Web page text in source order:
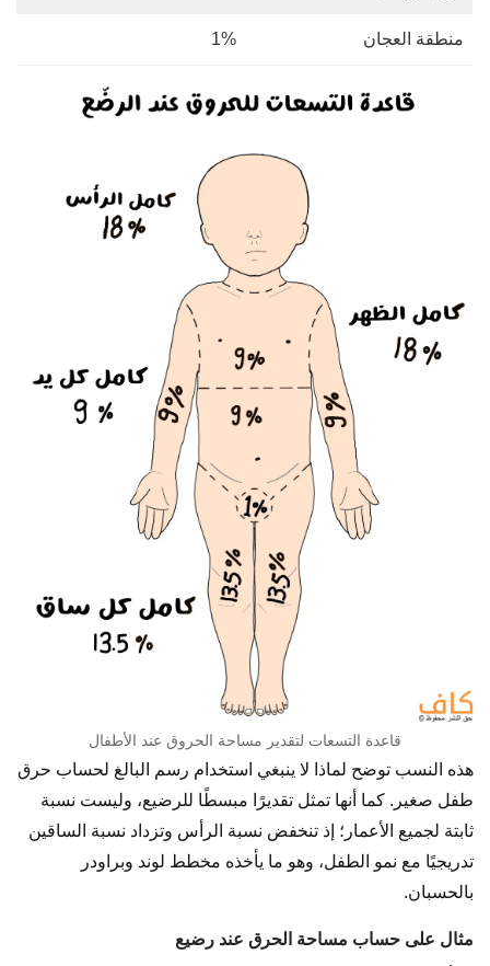
منطقة العجان 1%
قاعدة التسعات لتقدير مساحة الحروق عند الأطفال
هذه النسب توضح لماذا لا ينبغي استخدام رسم البالغ لحساب حرق
طفل صغير. كما أنها تمثل تقديرًا مبسطًا للرضيع، وليست نسبة
ثابتة لجميع الأعمار؛ إذ تنخفض نسبة الرأس وتزداد نسبة الساقين
تدريجيًا مع نمو الطفل، وهو ما يأخذه مخطط لوند وبراودر
بالحسبان.
مثال على حساب مساحة الحرق عند رضيع